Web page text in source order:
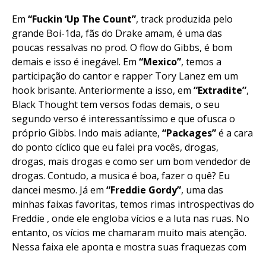
Em “Fuckin ‘Up The Count”, track produzida pelo
grande Boi-1da, fãs do Drake amam, é uma das
poucas ressalvas no prod. O flow do Gibbs, é bom
demais e isso é inegável. Em “Mexico”, temos a
participação do cantor e rapper Tory Lanez em um
hook brisante. Anteriormente a isso, em “Extradite”,
Black Thought tem versos fodas demais, o seu
segundo verso é interessantíssimo e que ofusca o
próprio Gibbs. Indo mais adiante, “Packages”é a cara
do ponto cíclico que eu falei pra vocês, drogas,
drogas, mais drogas e como ser um bom vendedor de
drogas. Contudo, a musica é boa, fazer o quê? Eu
dancei mesmo. Já em “Freddie Gordy”, uma das
minhas faixas favoritas, temos rimas introspectivas do
Freddie , onde ele engloba vícios e a luta nas ruas. No
entanto, os vícios me chamaram muito mais atenção.
Nessa faixa ele aponta e mostra suas fraquezas com